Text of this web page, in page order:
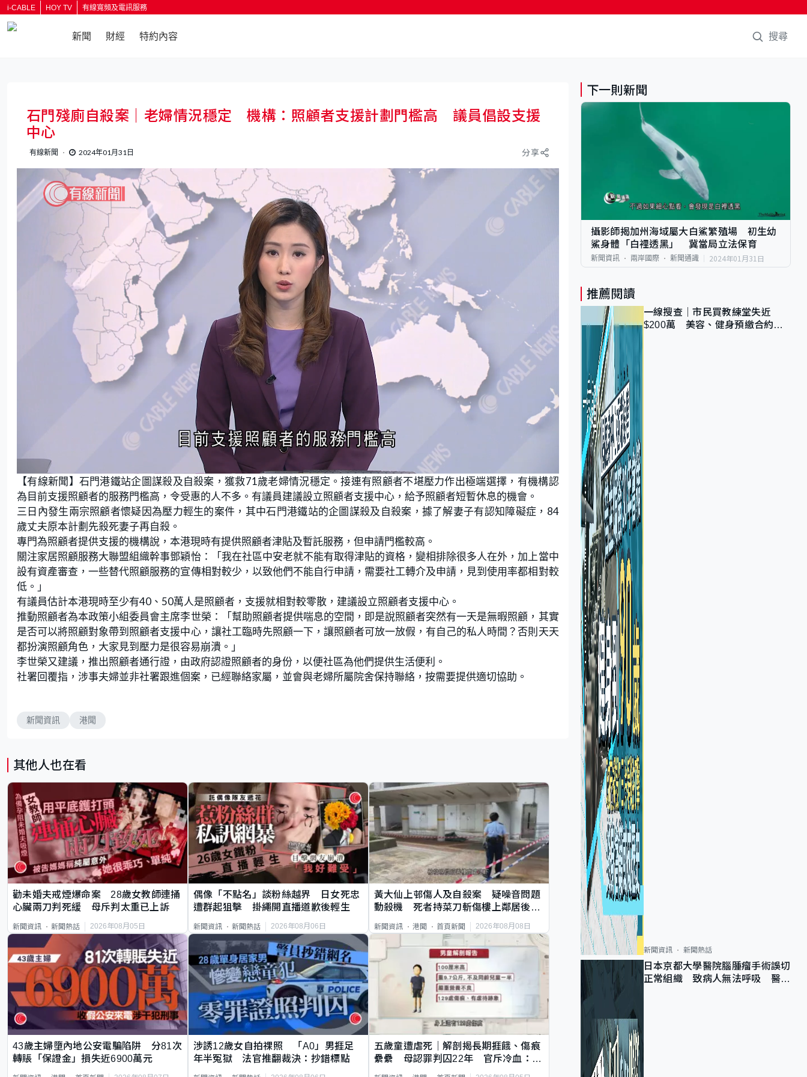
i-CABLE HOY TV 有線寬頻及電訊服務
新聞 財經 特約內容 搜尋
石門殘廁自殺案｜老婦情況穩定 機構：照顧者支援計劃門檻高 議員倡設支援
中心
有線新聞 2024年01月31日 分享
n
m
u
t
e
a
d
d
:
2
1
5
8
%
【有線新聞】石門港鐵站企圖謀殺及自殺案，獲救71歲老婦情況穩定。接連有照顧者不堪壓力作出極端選擇，有機構認
為目前支援照顧者的服務門檻高，令受惠的人不多。有議員建議設立照顧者支援中心，給予照顧者短暫休息的機會。
三日內發生兩宗照顧者懷疑因為壓力輕生的案件，其中石門港鐵站的企圖謀殺及自殺案，據了解妻子有認知障礙症，84
歲丈夫原本計劃先殺死妻子再自殺。
專門為照顧者提供支援的機構說，本港現時有提供照顧者津貼及暫託服務，但申請門檻較高。
關注家居照顧服務大聯盟組織幹事鄧穎怡：「我在社區中安老就不能有取得津貼的資格，變相排除很多人在外，加上當中
設有資產審查，一些替代照顧服務的宣傳相對較少，以致他們不能自行申請，需要社工轉介及申請，見到使用率都相對較
低。」
有議員估計本港現時至少有40、50萬人是照顧者，支援就相對較零散，建議設立照顧者支援中心。
推動照顧者為本政策小組委員會主席李世榮：「幫助照顧者提供喘息的空間，即是說照顧者突然有一天是無暇照顧，其實
是否可以將照顧對象帶到照顧者支援中心，讓社工臨時先照顧一下，讓照顧者可放一放假，有自己的私人時間？否則天天
都扮演照顧角色，大家見到壓力是很容易崩潰。」
李世榮又建議，推出照顧者通行證，由政府認證照顧者的身份，以便社區為他們提供生活便利。
社署回覆指，涉事夫婦並非社署跟進個案，已經聯絡家屬，並會與老婦所屬院舍保持聯絡，按需要提供適切協助。
新聞資訊 港聞
其他人也在看
勸未婚夫戒煙爆命案 28歲女教師連捅
心臟兩刀判死緩 母斥判太重已上訴
新聞資訊 新聞熱話 2026年08月05日
偶像「不點名」談粉絲越界 日女死忠
遭群起狙擊 掛繩開直播道歉後輕生
新聞資訊 新聞熱話 2026年08月06日
黃大仙上邨傷人及自殺案 疑噪音問題
動殺機 死者持菜刀斬傷樓上鄰居後墮
新聞資訊 港聞 首頁新聞 2026年08月08日
43歲主婦墮內地公安電騙陷阱 分81次
轉賬「保證金」損失近6900萬元
涉誘12歲女自拍祼照 「A0」男捱足
年半冤獄 法官推翻裁決：抄錯標點
五歲童遭虐死｜解剖揭長期捱餓、傷痕
纍纍 母認罪判囚22年 官斥冷血：同
下一則新聞
攝影師揭加州海域屬大白鯊繁殖場 初生幼
鯊身體「白裡透黑」 冀當局立法保育
新聞資訊 兩岸國際 新聞通識 2024年01月31日
推薦閱讀
一線搜查｜市民買教練堂失近
$200萬 美容、健身預繳合約擬
新聞資訊 新聞熱話
日本京都大學醫院腦腫瘤手術誤切
正常組織 致病人無法呼吸 醫院